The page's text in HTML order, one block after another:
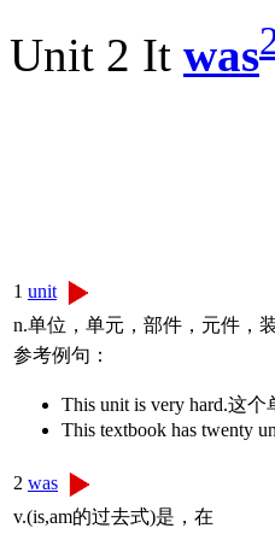
Unit 2 It was
1 unit
n.单位，单元，部件，元件，
参考例句：
This unit is very hard.这个
This textbook has twenty
2 was
v.(is,am的过去式)是，在